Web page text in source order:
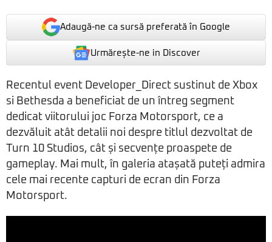
Adaugă-ne ca sursă preferată în Google
Urmărește-ne in Discover
Recentul event Developer_Direct sustinut de Xbox
si Bethesda a beneficiat de un întreg segment
dedicat viitorului joc Forza Motorsport, ce a
dezvăluit atât detalii noi despre titlul dezvoltat de
Turn 10 Studios, cât și secvențe proaspete de
gameplay. Mai mult, în galeria atașată puteți admira
cele mai recente capturi de ecran din Forza
Motorsport.